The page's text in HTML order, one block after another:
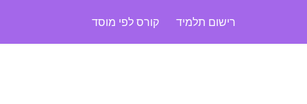
רישום תלמיד קורס לפי מוסד